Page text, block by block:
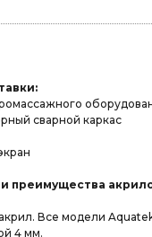
сварной каркас
преимущества
Все модели
4 мм.